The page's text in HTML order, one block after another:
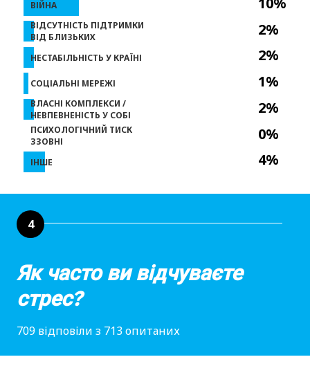
2%
2%
1%
2%
0%
4%
ВІЙНА
ВІДСУТНІСТЬ ПІДТРИМКИ
ВІД БЛИЗЬКИХ
НЕСТАБІЛЬНІСТЬ У КРАЇНІ
СОЦІАЛЬНІ МЕРЕЖІ
ВЛАСНІ КОМПЛЕКСИ /
НЕВПЕВНЕНІСТЬ У СОБІ
ПСИХОЛОГІЧНИЙ ТИСК
ЗЗОВНІ
ІНШЕ
4
Як часто ви відчуваєте
стрес?
709 відповіли з 713 опитаних